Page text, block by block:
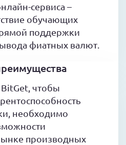
сервиса –
обучающих
поддержки
фиатных валют.
чтобы
необходимо
производных